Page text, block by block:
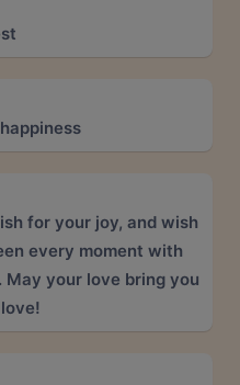
for your joy, and wish
every moment with
May your love bring you